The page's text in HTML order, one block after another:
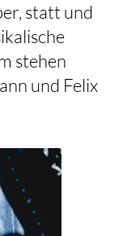
statt und
stehen
und Felix